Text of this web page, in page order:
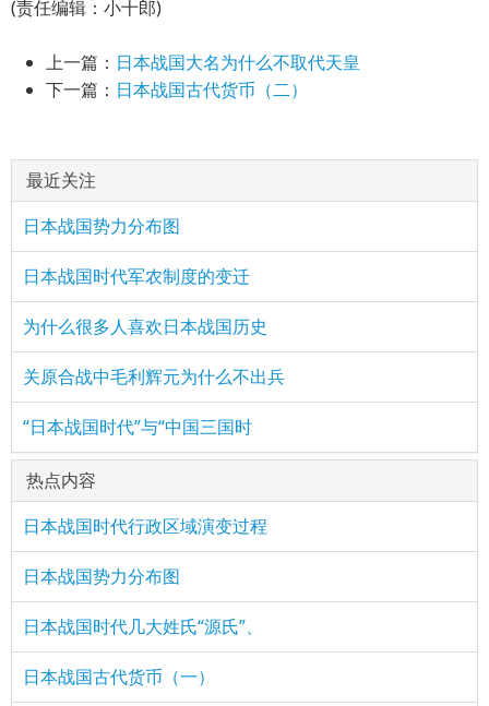
(责任编辑：小十郎)
上一篇： 日本战国大名为什么不取代天皇
下一篇： 日本战国古代货币（二）
最近关注
日本战国势力分布图
日本战国时代军农制度的变迁
为什么很多人喜欢日本战国历史
关原合战中毛利辉元为什么不出兵
“日本战国时代”与“中国三国时
热点内容
日本战国时代行政区域演变过程
日本战国势力分布图
日本战国时代几大姓氏“源氏”、
日本战国古代货币（一）